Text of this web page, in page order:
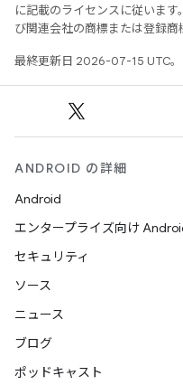
に記載のライセンスに従いま
び関連会社の商標または登録商
最終更新日 2026-07-15 UTC。
ANDROID の詳細
Android
エンタープライズ向け
セキュリティ
ソース
ニュース
ブログ
ポッドキャスト